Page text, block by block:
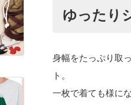
ゆったり
身幅をたっぷり取
ト。
一枚で着ても様に